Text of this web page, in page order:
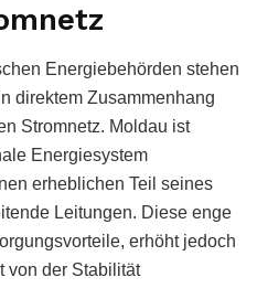
Energiebehörden stehen
direktem Zusammenhang
Stromnetz. Moldau ist
Energiesystem
erheblichen Teil seines
Leitungen. Diese enge
erhöht jedoch
von der Stabilität